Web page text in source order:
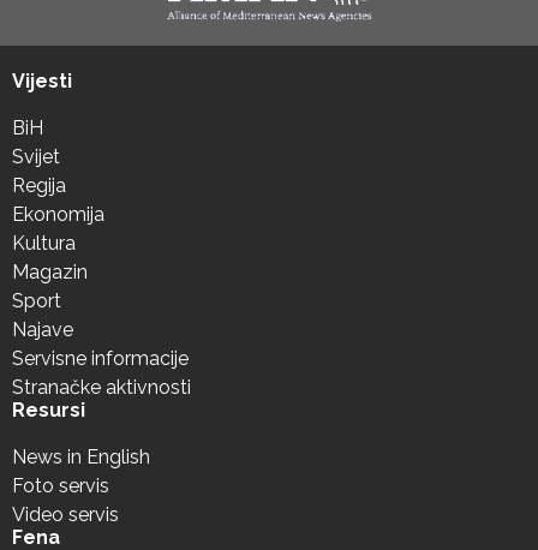
Vijesti
BiH
Svijet
Regija
Ekonomija
Kultura
Magazin
Sport
Najave
Servisne informacije
Stranačke aktivnosti
Resursi
News in English
Foto servis
Video servis
Fena